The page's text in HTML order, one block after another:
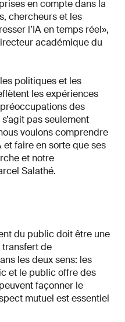
en compte dans la
chercheurs et les
l’IA en temps réel»,
académique du
politiques et les
les expériences
des
pas seulement
voulons comprendre
et faire en sorte que ses
et notre
Salathé.
du public doit être une
transfert de
les deux sens: les
et le public offre des
façonner le
mutuel est essentiel